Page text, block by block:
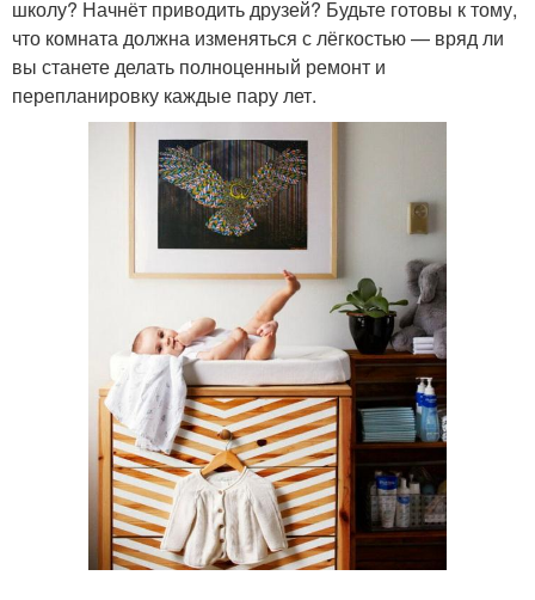
школу? Начнёт приводить друзей? Будьте готовы к тому,
что комната должна изменяться с лёгкостью — вряд ли
вы станете делать полноценный ремонт и
перепланировку каждые пару лет.